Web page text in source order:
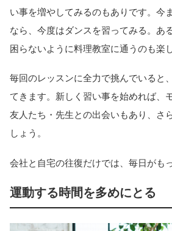
い事を増やしてみるのもありです。今
なら、今度はダンスを習ってみる。あ
困らないように料理教室に通うのも楽
毎回のレッスンに全力で挑んでいると
てきます。新しく習い事を始めれば、
友人たち・先生との出会いもあり、さ
しょう。
会社と自宅の往復だけでは、毎日がも
運動する時間を多めにとる